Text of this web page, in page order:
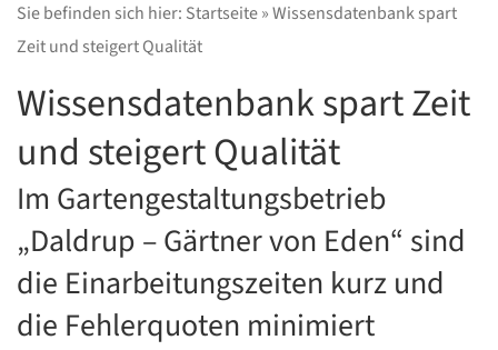
Sie befinden sich hier: Startseite»Wissensdatenbank spart
Zeit und steigert Qualität
Wissensdatenbank spart Zeit
und steigert Qualität
Im Gartengestaltungsbetrieb
„Daldrup – Gärtner von Eden“ sind
die Einarbeitungszeiten kurz und
die Fehlerquoten minimiert